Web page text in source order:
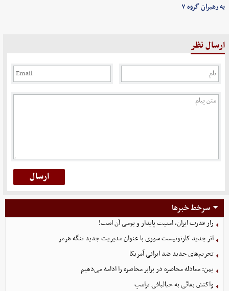
به رهبران گروه ۷
ارسال نظر
سرخط خبرها
راز قدرت ایران، امنیت پایدار و بومی آن است!
اثر جدید کارتونیست سوری با عنوان مدیریت جدید تنگه هرمز
تحریم‌های جدید ضد ایرانی آمریکا
یمن: معادله محاصره در برابر محاصره را ادامه می‌دهیم
واکنش بقائی به خیالبافی ترامپ